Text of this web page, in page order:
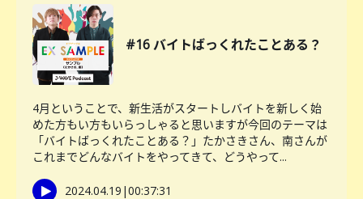
#16 バイトばっくれたことある？
4月ということで、新生活がスタートしバイトを新しく始
めた方もい方もいらっしゃると思いますが今回のテーマは
「バイトばっくれたことある？」たかさきさん、南さんが
これまでどんなバイトをやってきて、どうやって...
2024.04.19 |00:37:31